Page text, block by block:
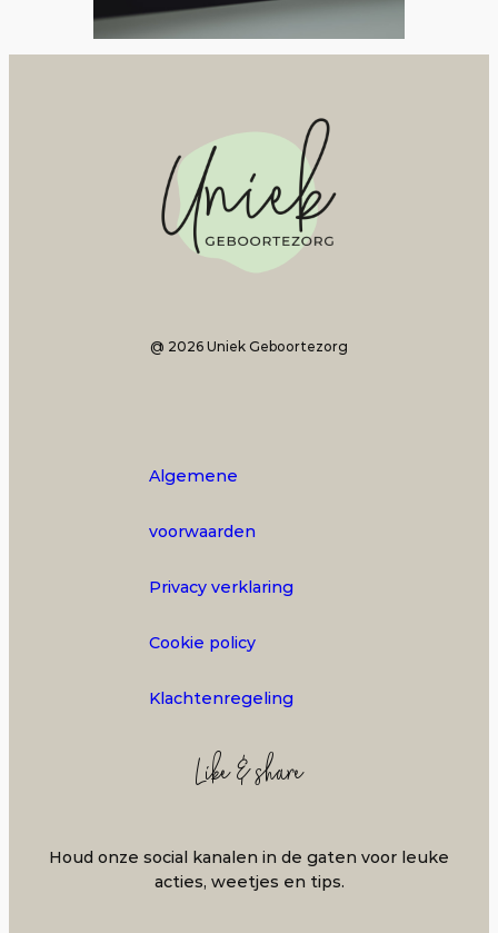
@ 2026 Uniek Geboortezorg
Algemene
voorwaarden
Privacy verklaring
Cookie policy
Klachtenregeling
Like & share
Houd onze social kanalen in de gaten voor leuke
acties, weetjes en tips.